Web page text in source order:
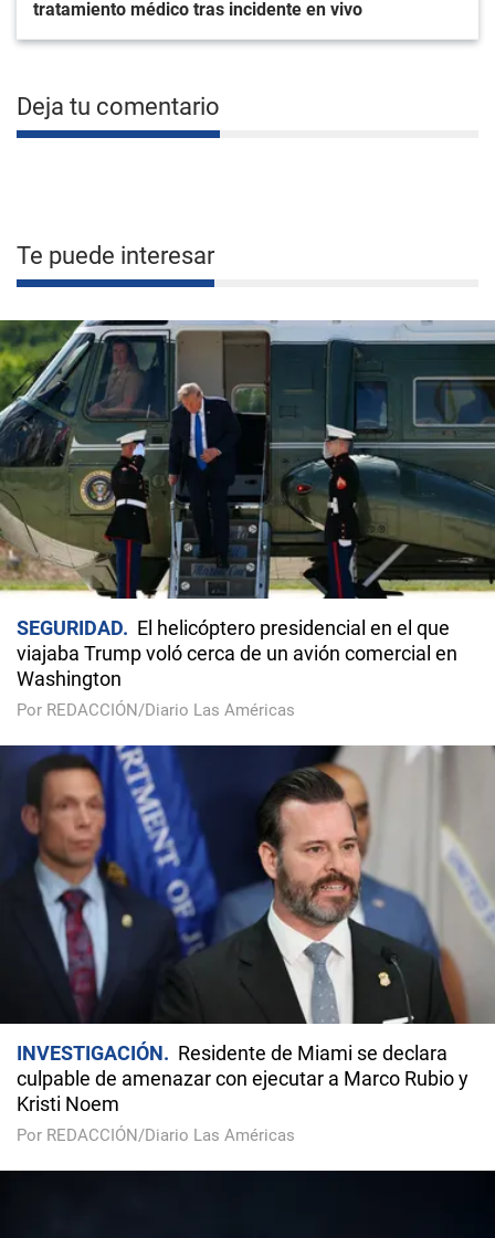
tratamiento médico tras incidente en vivo
Deja tu comentario
Te puede interesar
SEGURIDAD
El helicóptero presidencial en el que
viajaba Trump voló cerca de un avión comercial en
Washington
Por REDACCIÓN/Diario Las Américas
INVESTIGACIÓN
Residente de Miami se declara
culpable de amenazar con ejecutar a Marco Rubio y
Kristi Noem
Por REDACCIÓN/Diario Las Américas